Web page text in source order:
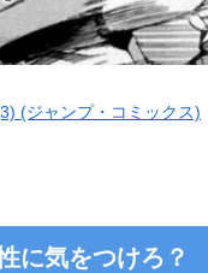
(ジャンプ・コミックス)
に気をつけろ？